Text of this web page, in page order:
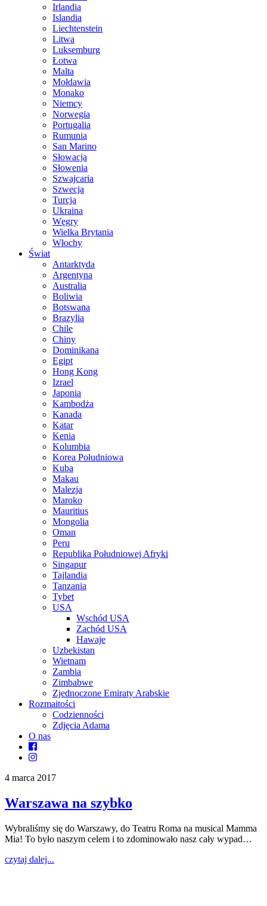
Irlandia
Islandia
Liechtenstein
Litwa
Luksemburg
Łotwa
Malta
Mołdawia
Monako
Niemcy
Norwegia
Portugalia
Rumunia
San Marino
Słowacja
Słowenia
Szwajcaria
Szwecja
Turcja
Ukraina
Węgry
Wielka Brytania
Włochy
Świat
Antarktyda
Argentyna
Australia
Boliwia
Botswana
Brazylia
Chile
Chiny
Dominikana
Egipt
Hong Kong
Izrael
Japonia
Kambodża
Kanada
Katar
Kenia
Kolumbia
Korea Południowa
Kuba
Makau
Malezja
Maroko
Mauritius
Mongolia
Oman
Peru
Republika Południowej Afryki
Singapur
Tajlandia
Tanzania
Tybet
USA
Wschód USA
Zachód USA
Hawaje
Uzbekistan
Wietnam
Zambia
Zimbabwe
Zjednoczone Emiraty Arabskie
Rozmaitości
Codzienności
Zdjęcia Adama
O nas
4 marca 2017
Warszawa na szybko
Wybraliśmy się do Warszawy, do Teatru Roma na musical Mamma
Mia! To było naszym celem i to zdominowało nasz cały wypad…
czytaj dalej...